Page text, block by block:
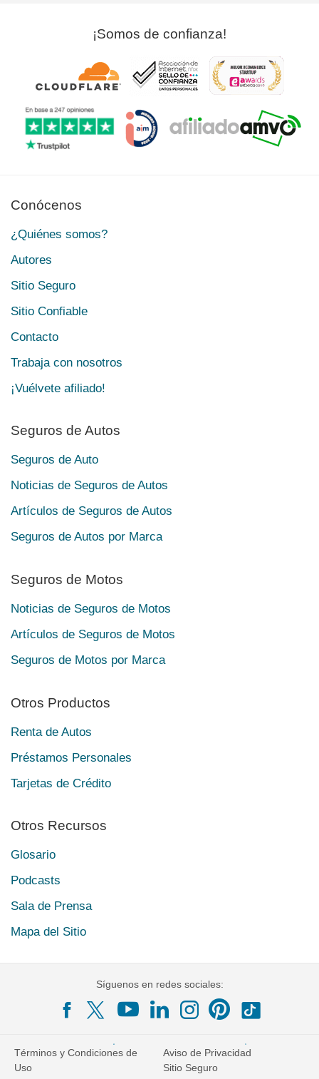
¡Somos de confianza!
Conócenos
¿Quiénes somos?
Autores
Sitio Seguro
Sitio Confiable
Contacto
Trabaja con nosotros
¡Vuélvete afiliado!
Seguros de Autos
Seguros de Auto
Noticias de Seguros de Autos
Artículos de Seguros de Autos
Seguros de Autos por Marca
Seguros de Motos
Noticias de Seguros de Motos
Artículos de Seguros de Motos
Seguros de Motos por Marca
Otros Productos
Renta de Autos
Préstamos Personales
Tarjetas de Crédito
Otros Recursos
Glosario
Podcasts
Sala de Prensa
Mapa del Sitio
Síguenos en redes sociales:
Términos y Condiciones de
Uso
Aviso de Privacidad
Sitio Seguro